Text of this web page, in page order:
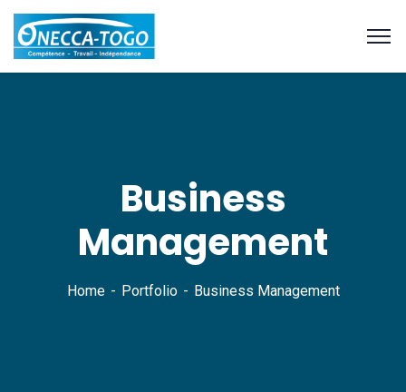
Business
Management
Home Portfolio Business Management